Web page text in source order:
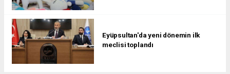
Eyüpsultan'da yeni dönemin ilk
meclisi toplandı